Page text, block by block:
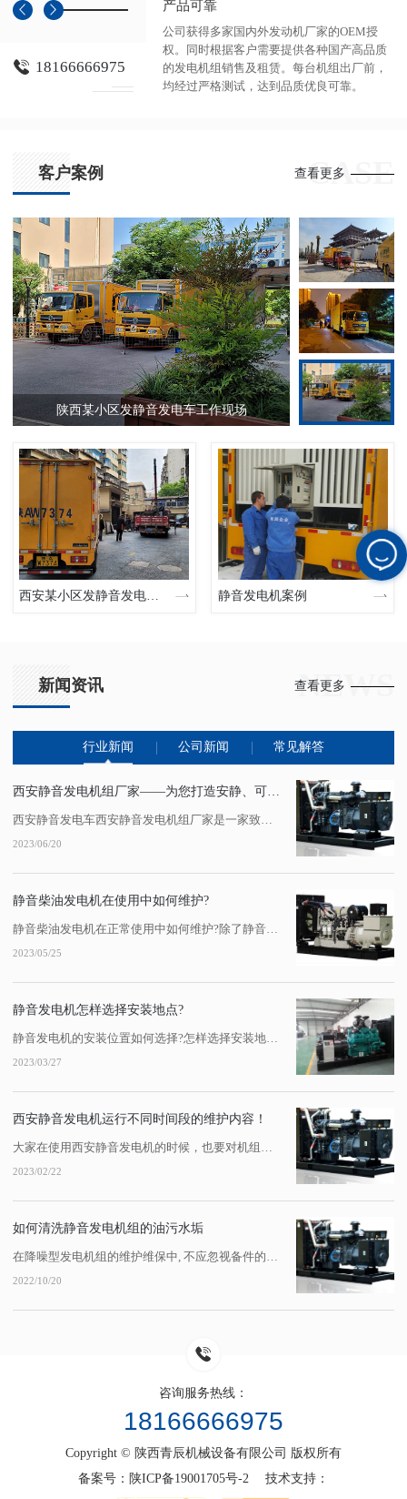
产品可靠
公司获得多家国内外发动机厂家的OEM授
权。同时根据客户需要提供各种国产高品质
的发电机组销售及租赁。每台机组出厂前，
均经过严格测试，达到品质优良可靠。
18166666975
客户案例 CASE
查看更多
陕西某小区发静音发电车工作现场
西安某小区发静音发电车现场 静音发电机案例
新闻资讯 NEWS
查看更多
行业新闻 公司新闻 常见解答
西安静音发电机组厂家——为您打造安静、可靠的发电设备
2023/06/20
静音柴油发电机在使用中如何维护?
2023/05/25
静音发电机怎样选择安装地点?
2023/03/27
西安静音发电机运行不同时间段的维护内容！
2023/02/22
如何清洗静音发电机组的油污水垢
2022/10/20
咨询服务热线：
18166666975
Copyright © 陕西青辰机械设备有限公司 版权所有
备案号： 陕ICP备19001705号-2 技术支持：